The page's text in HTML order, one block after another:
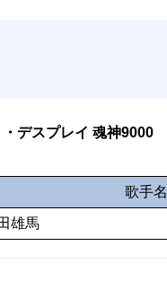
デスプレイ 魂神9000
歌手名
雄馬